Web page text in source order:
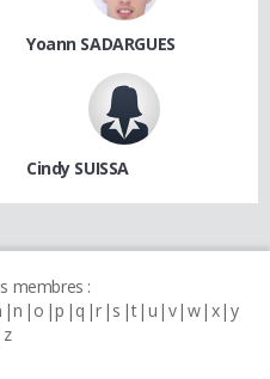
Yoann SADARGUES
Cindy SUISSA
membres :
n o p q r s t u v w x y
z